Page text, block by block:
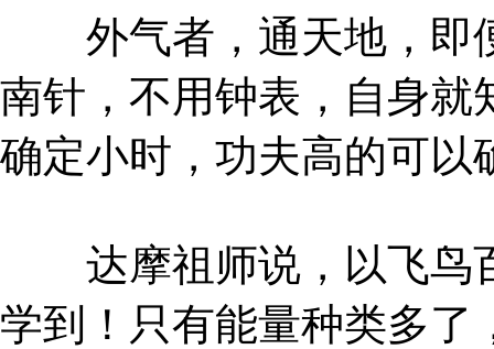
外气者，通天地，即
南针，不用钟表，自身就
确定小时，功夫高的可以
达摩祖师说，以飞鸟
学到！只有能量种类多了